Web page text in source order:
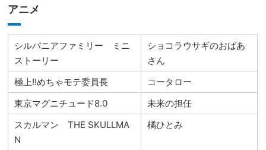
アニメ
シルバニアファミリー ミニ
ストーリー
ショコラウサギのおばあ
さん
極上!!めちゃモテ委員長
コータロー
東京マグニチュード8.0
未来の担任
スカルマン THE SKULLMA
N
橘ひとみ